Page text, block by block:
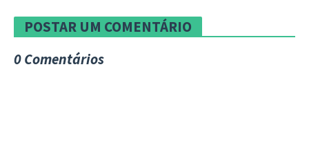
POSTAR UM COMENTÁRIO
0 Comentários